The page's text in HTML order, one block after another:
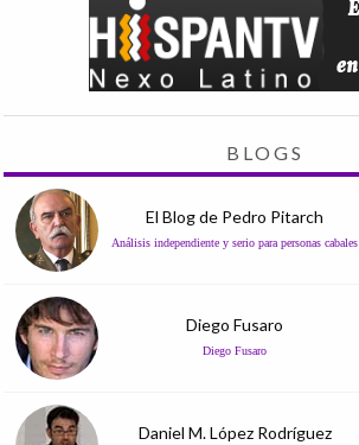
BLOGS
El Blog de Pedro Pitarch
Análisis independiente y serio para personas cabales
Diego Fusaro
Diego Fusaro
Daniel M. López Rodríguez